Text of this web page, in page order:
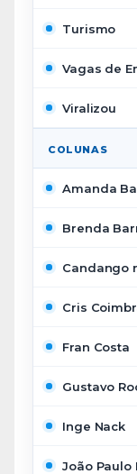
Turismo
Vagas de
Viralizou
COLUNAS
Amanda
Brenda
Candango
Cris
Fran Costa
Gustavo
Inge Nack
João Paulo